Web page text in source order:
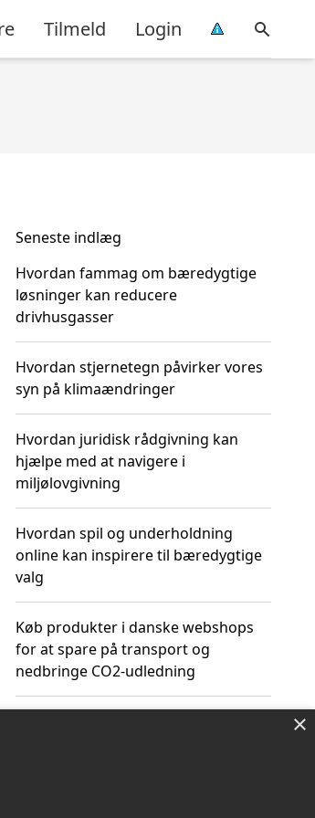
Tilmeld Login
Seneste indlæg
Hvordan fammag om bæredygtige
løsninger kan reducere
drivhusgasser
Hvordan stjernetegn påvirker vores
syn på klimaændringer
Hvordan juridisk rådgivning kan
hjælpe med at navigere i
miljølovgivning
Hvordan spil og underholdning
online kan inspirere til bæredygtige
valg
Køb produkter i danske webshops
for at spare på transport og
nedbringe CO2-udledning
×